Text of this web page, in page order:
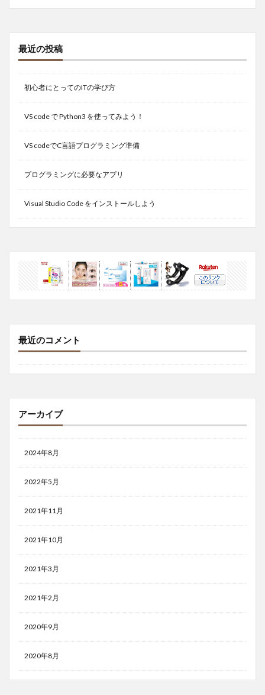
最近の投稿
初心者にとってのITの学び方
VS code で Python3 を使ってみよう！
VS codeでC言語プログラミング準備
プログラミングに必要なアプリ
Visual Studio Code をインストールしよう
最近のコメント
アーカイブ
2024年8月
2022年5月
2021年11月
2021年10月
2021年3月
2021年2月
2020年9月
2020年8月